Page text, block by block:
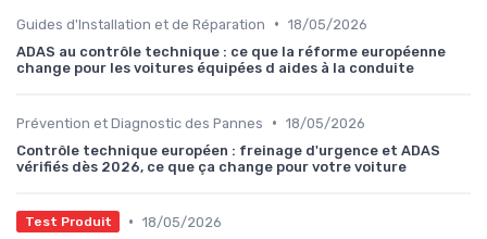
Guides d'Installation et de Réparation • 18/05/2026
ADAS au contrôle technique : ce que la réforme européenne
change pour les voitures équipées d aides à la conduite
Prévention et Diagnostic des Pannes • 18/05/2026
Contrôle technique européen : freinage d'urgence et ADAS
vérifiés dès 2026, ce que ça change pour votre voiture
Test Produit • 18/05/2026